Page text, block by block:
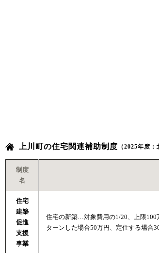
上川町の住宅関連補助制度 （2025年度
制度
名
住宅
建築
促進
支援
事業
住宅の新築…対象費用の1/20、上限
ターンした場合50万円、定住する場合